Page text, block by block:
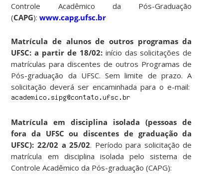
Controle Acadêmico da Pós-Graduação
(CAPG):www.capg.ufsc.br
Matrícula de alunos de outros programas da
UFSC: a partir de 18/02: início das solicitações de
matrículas para discentes de outros Programas de
Pós-graduação da UFSC. Sem limite de prazo. A
solicitação deverá ser encaminhada para o e-mail:
Matrícula em disciplina isolada (pessoas de
fora da UFSC ou discentes de graduação da
UFSC): 22/02 a 25/02. Período para solicitação de
matrícula em disciplina isolada pelo sistema de
Controle Acadêmico da Pós-graduação (CAPG):